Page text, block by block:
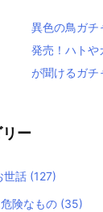
異色の鳥ガチ
発売！ハトや
が聞けるガチ
ー
世話 (127)
険なもの (35)